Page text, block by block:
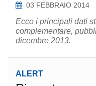
03 FEBBRAIO 2014
Ecco i principali dati
complementare,
dicembre 2013.
ALERT